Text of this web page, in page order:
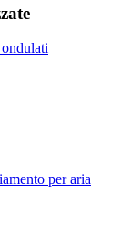
per aria